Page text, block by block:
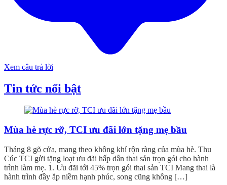
Xem câu trả lời
Tin tức nổi bật
Mùa hè rực rỡ, TCI ưu đãi lớn tặng mẹ bầu
Tháng 8 gõ cửa, mang theo không khí rộn ràng của mùa hè. Thu
Cúc TCI gửi tặng loạt ưu đãi hấp dẫn thai sản trọn gói cho hành
trình làm mẹ. 1. Ưu đãi tới 45% trọn gói thai sản TCI Mang thai là
hành trình đầy ắp niềm hạnh phúc, song cũng không […]